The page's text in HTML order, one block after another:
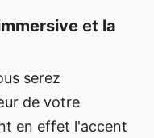
et la
serez
de votre
en effet l'accent